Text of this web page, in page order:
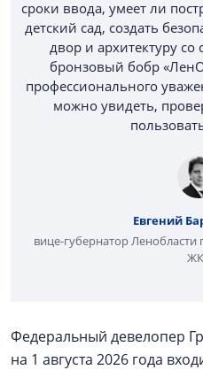
сроки ввода, умеет ли
детский сад, создать
двор и архитектуру
бронзовый бобр
профессионального
можно увидеть,
Евгений
вице-губернатор Ленобласти
Федеральный девелопер
на 1 августа 2026 года